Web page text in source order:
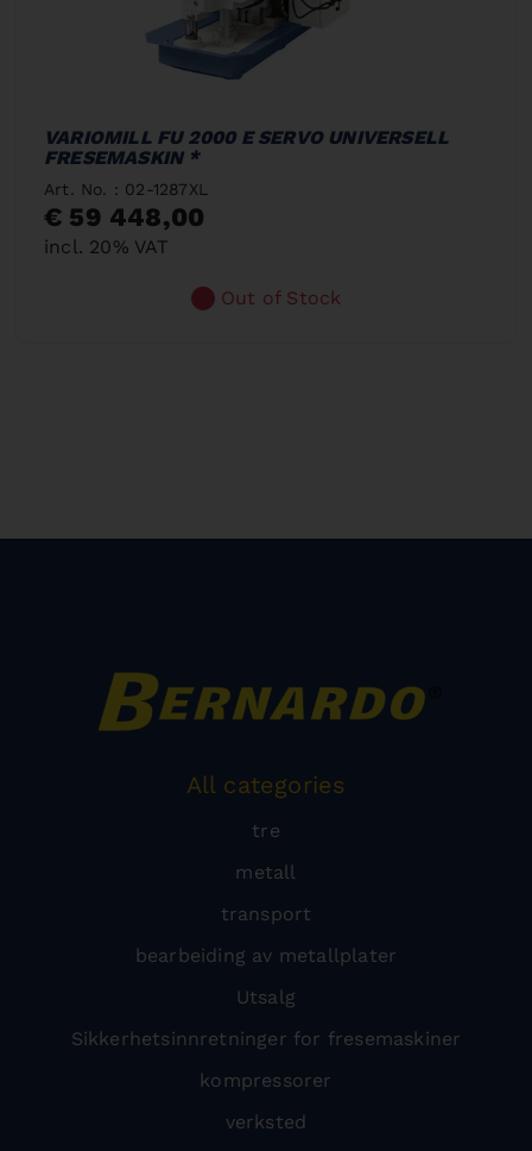
VARIOMILL FU 2000 E SERVO UNIVERSELL
FRESEMASKIN *
Art. No. : 02-1287XL
€ 59 448,00
incl. 20% VAT
Out of Stock
All categories
tre
metall
transport
bearbeiding av metallplater
Utsalg
Sikkerhetsinnretninger for fresemaskiner
kompressorer
verksted